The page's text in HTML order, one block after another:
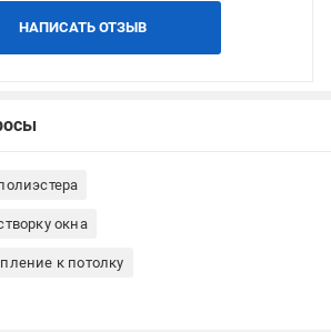
НАПИСАТЬ ОТЗЫВ
окна
к потолку
к стене